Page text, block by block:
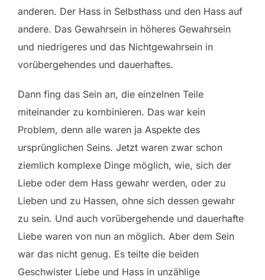
anderen. Der Hass in Selbsthass und den Hass auf
andere. Das Gewahrsein in höheres Gewahrsein
und niedrigeres und das Nichtgewahrsein in
vorübergehendes und dauerhaftes.
Dann fing das Sein an, die einzelnen Teile
miteinander zu kombinieren. Das war kein
Problem, denn alle waren ja Aspekte des
ursprünglichen Seins. Jetzt waren zwar schon
ziemlich komplexe Dinge möglich, wie, sich der
Liebe oder dem Hass gewahr werden, oder zu
Lieben und zu Hassen, ohne sich dessen gewahr
zu sein. Und auch vorübergehende und dauerhafte
Liebe waren von nun an möglich. Aber dem Sein
war das nicht genug. Es teilte die beiden
Geschwister Liebe und Hass in unzählige